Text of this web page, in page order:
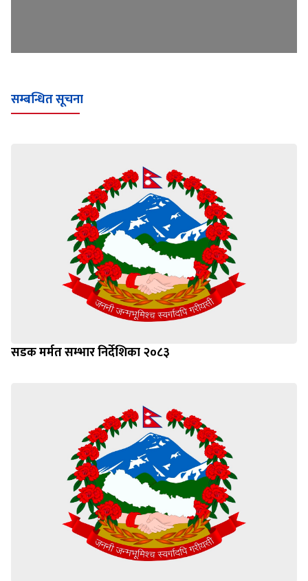
सम्बन्धित सूचना
सडक मर्मत सम्भार निर्देशिका २०८३